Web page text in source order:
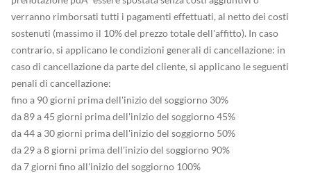
verranno rimborsati tutti i pagamenti effettuati, al netto dei costi
sostenuti (massimo il 10% del prezzo totale dell'affitto). In caso
contrario, si applicano le condizioni generali di cancellazione: in
caso di cancellazione da parte del cliente, si applicano le seguenti
penali di cancellazione:
fino a 90 giorni prima dell'inizio del soggiorno 30%
da 89 a 45 giorni prima dell'inizio del soggiorno 45%
da 44 a 30 giorni prima dell'inizio del soggiorno 50%
da 29 a 8 giorni prima dell'inizio del soggiorno 90%
da 7 giorni fino all'inizio del soggiorno 100%